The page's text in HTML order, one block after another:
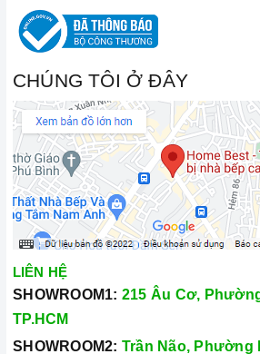
CHÚNG TÔI Ở ĐÂY
LIÊN HỆ
SHOWROOM1: 215 Âu Cơ,
TP.HCM
SHOWROOM2: Trần Não, Phường